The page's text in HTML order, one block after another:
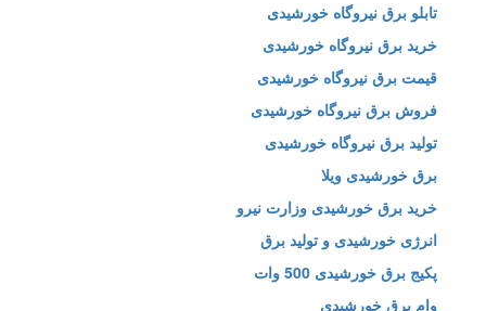
تابلو برق نیروگاه خورشیدی
خرید برق نیروگاه خورشیدی
قیمت برق نیروگاه خورشیدی
فروش برق نیروگاه خورشیدی
تولید برق نیروگاه خورشیدی
برق خورشیدی ویلا
خرید برق خورشیدی وزارت نیرو
انرژی خورشیدی و تولید برق
پکیج برق خورشیدی 500 وات
وام برق خورشیدی